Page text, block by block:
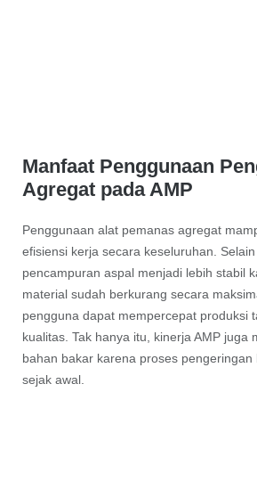
Manfaat Penggunaan
Agregat pada AMP
Penggunaan alat pemanas agregat
efisiensi kerja secara keseluruhan.
pencampuran aspal menjadi lebih stabil
material sudah berkurang secara
pengguna dapat mempercepat produksi
kualitas. Tak hanya itu, kinerja AMP juga
bahan bakar karena proses pengeringan
sejak awal.